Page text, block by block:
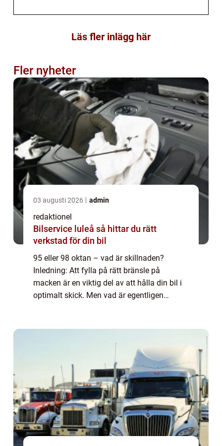
Läs fler inlägg här
Fler nyheter
03 augusti 2026 admin
redaktionel
Bilservice luleå så hittar du rätt
verkstad för din bil
95 eller 98 oktan – vad är skillnaden?
Inledning: Att fylla på rätt bränsle på
macken är en viktig del av att hålla din bil i
optimalt skick. Men vad är egentligen